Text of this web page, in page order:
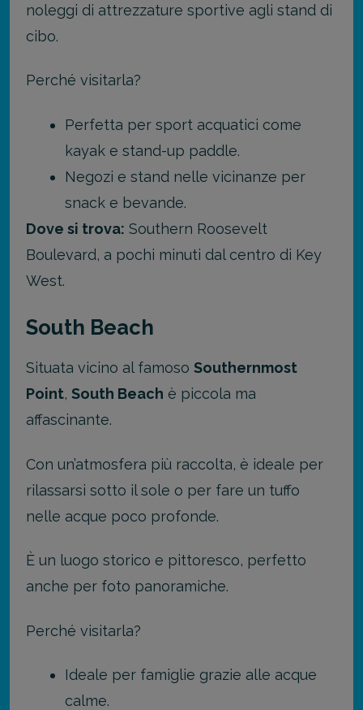
noleggi di attrezzature sportive agli stand di
cibo.
Perché visitarla?
Perfetta per sport acquatici come
kayak e stand-up paddle.
Negozi e stand nelle vicinanze per
snack e bevande.
Dove si trova: Southern Roosevelt
Boulevard, a pochi minuti dal centro di Key
West.
South Beach
Situata vicino al famoso Southernmost
Point, South Beach è piccola ma
affascinante.
Con un’atmosfera più raccolta, è ideale per
rilassarsi sotto il sole o per fare un tuffo
nelle acque poco profonde.
È un luogo storico e pittoresco, perfetto
anche per foto panoramiche.
Perché visitarla?
Ideale per famiglie grazie alle acque
calme.